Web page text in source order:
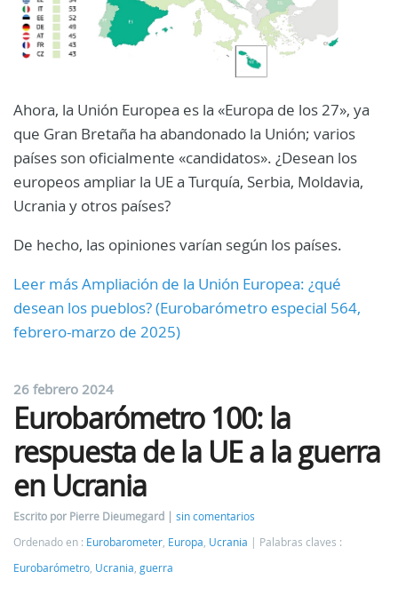
Ahora, la Unión Europea es la «Europa de los 27», ya
que Gran Bretaña ha abandonado la Unión; varios
países son oficialmente «candidatos». ¿Desean los
europeos ampliar la UE a Turquía, Serbia, Moldavia,
Ucrania y otros países?
De hecho, las opiniones varían según los países.
Leer más Ampliación de la Unión Europea: ¿qué
desean los pueblos? (Eurobarómetro especial 564,
febrero-marzo de 2025)
26 febrero 2024
Eurobarómetro 100: la
respuesta de la UE a la guerra
en Ucrania
Escrito por Pierre Dieumegard
sin comentarios
Ordenado en : Eurobarometer Europa Ucrania
Palabras claves :
Eurobarómetro Ucrania guerra